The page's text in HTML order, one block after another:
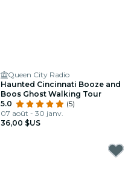
Queen City Radio
Haunted Cincinnati Booze and
Boos Ghost Walking Tour
5.0
(5)
07 août - 30 janv.
36,00 $US